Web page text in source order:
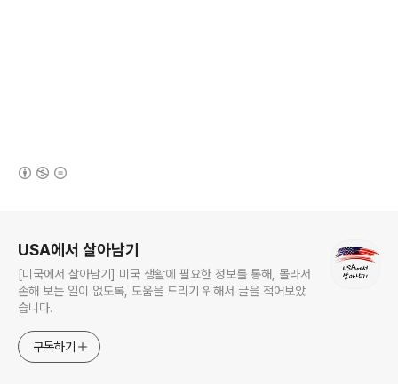
USA에서 살아남기
[미국에서 살아남기] 미국 생활에 필요한 정보를 통해, 몰라서
손해 보는 일이 없도록, 도움을 드리기 위해서 글을 적어보았
습니다.
구독하기